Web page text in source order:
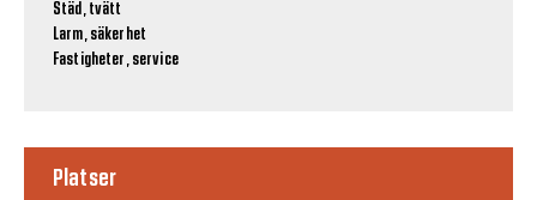
Städ, tvätt
Larm, säkerhet
Fastigheter, service
Platser